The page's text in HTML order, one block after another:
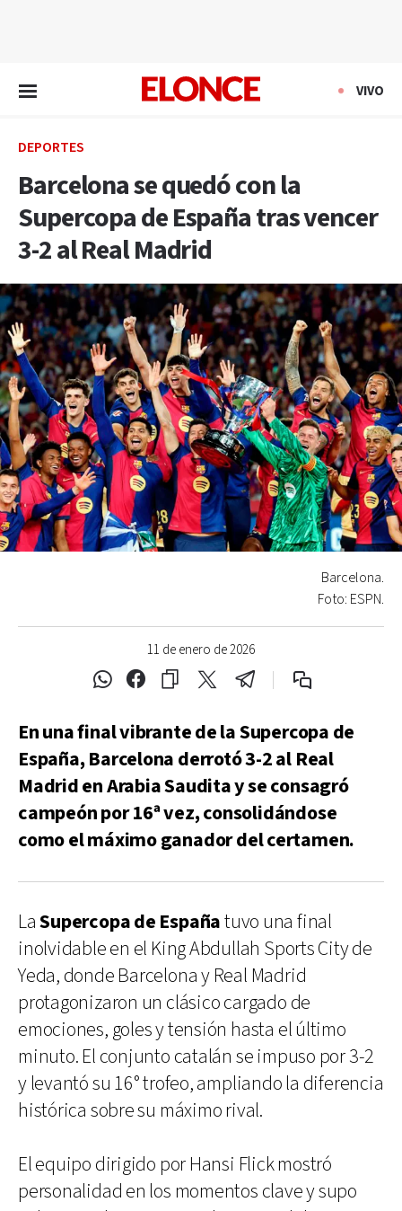
VIVO
DEPORTES
Barcelona se quedó con la
Supercopa de España tras vencer
3-2 al Real Madrid
11 de enero de 2026
Barcelona.
Foto: ESPN.
En una final vibrante de la Supercopa de
España, Barcelona derrotó 3-2 al Real
Madrid en Arabia Saudita y se consagró
campeón por 16ª vez, consolidándose
como el máximo ganador del certamen.
LaSupercopa de Españatuvo una final
inolvidable en el King Abdullah Sports City de
Yeda, donde Barcelona y Real Madrid
protagonizaron un clásico cargado de
emociones, goles y tensión hasta el último
minuto. El conjunto catalán se impuso por 3-2
y levantó su 16° trofeo, ampliando la diferencia
histórica sobre su máximo rival.
El equipo dirigido por Hansi Flick mostró
personalidad en los momentos clave y supo